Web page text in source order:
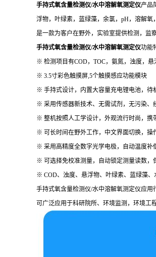
手持式氧含量检测仪/水中溶解氧测定仪产品
浮物，叶绿素，蓝绿藻，余氯，pH，溶解
是一款为客户在野外，实验室提供检测，监
手持式氧含量检测仪/水中溶解氧测定仪功能
※ 检测项目有COD，TOC，氨氮，浊度，悬
※ 3.5寸彩色触摸屏,5个触摸感应功能模块
※ 手持式设计，内置大容量充电锂电池，待
※ 采用传感器新技术、无需试剂，无污染、
※ 整机按照人工学设计，外观流行时尚，携
※ 可长时间在野外工作，中文界面切换，操
※ 采用高精度全数字光学电极，自动温度补
※ 可选择免校准测量，自动锁定测量读数，
※ COD、浊度、悬浮物、叶绿素、蓝绿藻、
手持式氧含量检测仪/水中溶解氧测定仪应用
可广泛应用于科研院所、环境监测，环境工